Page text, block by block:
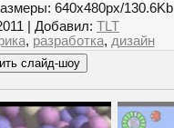
: 640x480px/130.6Kb
| Добавил: TLT
, разработка, дизайн